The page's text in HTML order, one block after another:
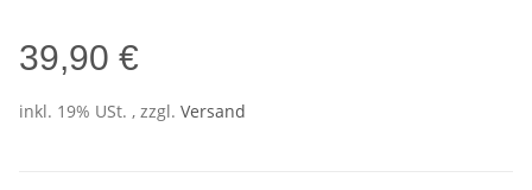
39,90 €
inkl. 19% USt. , zzgl. Versand